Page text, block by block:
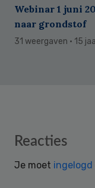
Webinar 1 juni
naar grondstof
31 weergaven · 15
Reader
Reacties
Je moet ingelogd